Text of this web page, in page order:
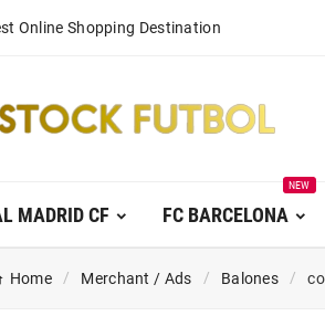
Online Shopping Destination
MADRID CF FC BARCELONA
NEW
Home Merchant / Ads Balones